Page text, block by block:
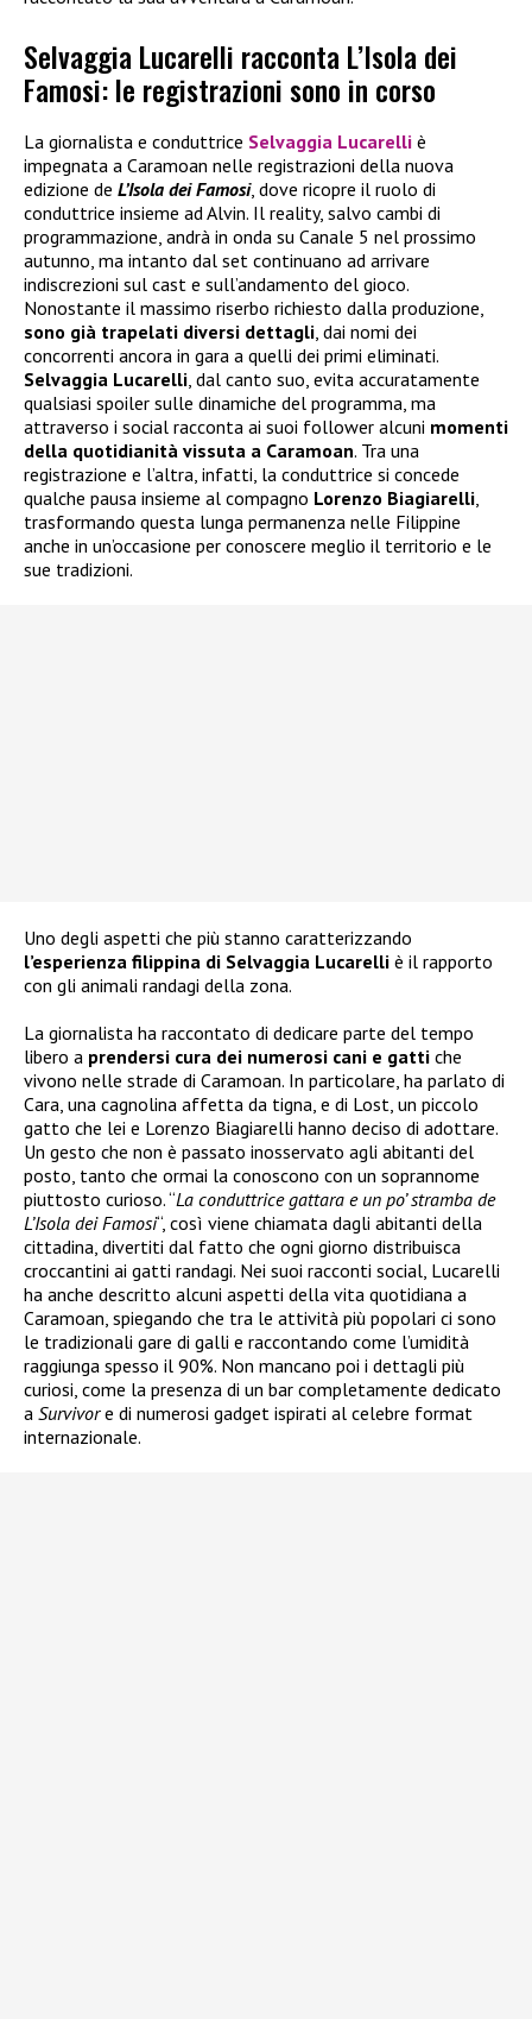
Selvaggia Lucarelli racconta L’Isola dei
Famosi: le registrazioni sono in corso
La giornalista e conduttrice Selvaggia Lucarelli è
impegnata a Caramoan nelle registrazioni della nuova
edizione de L’Isola dei Famosi, dove ricopre il ruolo di
conduttrice insieme ad Alvin. Il reality, salvo cambi di
programmazione, andrà in onda su Canale 5 nel prossimo
autunno, ma intanto dal set continuano ad arrivare
indiscrezioni sul cast e sull’andamento del gioco.
Nonostante il massimo riserbo richiesto dalla produzione,
sono già trapelati diversi dettagli, dai nomi dei
concorrenti ancora in gara a quelli dei primi eliminati.
Selvaggia Lucarelli, dal canto suo, evita accuratamente
qualsiasi spoiler sulle dinamiche del programma, ma
attraverso i social racconta ai suoi follower alcuni momenti
della quotidianità vissuta a Caramoan. Tra una
registrazione e l’altra, infatti, la conduttrice si concede
qualche pausa insieme al compagno Lorenzo Biagiarelli,
trasformando questa lunga permanenza nelle Filippine
anche in un’occasione per conoscere meglio il territorio e le
sue tradizioni.
Uno degli aspetti che più stanno caratterizzando
l’esperienza filippina di Selvaggia Lucarelli è il rapporto
con gli animali randagi della zona.
La giornalista ha raccontato di dedicare parte del tempo
libero a prendersi cura dei numerosi cani e gatti che
vivono nelle strade di Caramoan. In particolare, ha parlato di
Cara, una cagnolina affetta da tigna, e di Lost, un piccolo
gatto che lei e Lorenzo Biagiarelli hanno deciso di adottare.
Un gesto che non è passato inosservato agli abitanti del
posto, tanto che ormai la conoscono con un soprannome
piuttosto curioso. “La conduttrice gattara e un po’ stramba de
L’Isola dei Famosi“, così viene chiamata dagli abitanti della
cittadina, divertiti dal fatto che ogni giorno distribuisca
croccantini ai gatti randagi. Nei suoi racconti social, Lucarelli
ha anche descritto alcuni aspetti della vita quotidiana a
Caramoan, spiegando che tra le attività più popolari ci sono
le tradizionali gare di galli e raccontando come l’umidità
raggiunga spesso il 90%. Non mancano poi i dettagli più
curiosi, come la presenza di un bar completamente dedicato
a Survivore di numerosi gadget ispirati al celebre format
internazionale.